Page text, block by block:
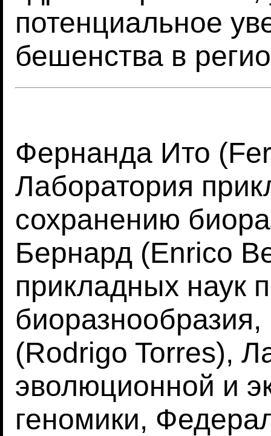
потенциальное
бешенства в
Фернанда Ито
Лаборатория
сохранению
Бернард (Enrico
прикладных наук
(Rodrigo Torres),
эволюционной и
геномики,